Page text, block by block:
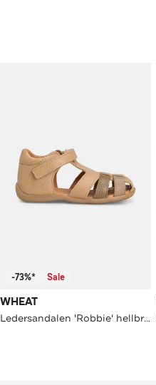
-73%* Sale
WHEAT
Ledersandalen 'Robbie' hellbraun